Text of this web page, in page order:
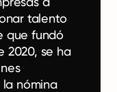
talento
que fundó
2020, se ha
nómina